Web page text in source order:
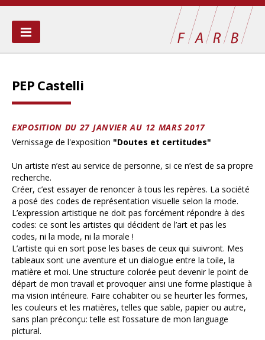
PUBLICATIONS
AIDES PONCTUELLES
LIENS
CONTACT
PEP Castelli
EXPOSITION DU 27 JANVIER AU 12 MARS 2017
Vernissage de l'exposition "Doutes et certitudes"
Un artiste n’est au service de personne, si ce n’est de sa propre
recherche.
Créer, c’est essayer de renoncer à tous les repères. La société
a posé des codes de représentation visuelle selon la mode.
L’expression artistique ne doit pas forcément répondre à des
codes: ce sont les artistes qui décident de l’art et pas les
codes, ni la mode, ni la morale !
L’artiste qui en sort pose les bases de ceux qui suivront. Mes
tableaux sont une aventure et un dialogue entre la toile, la
matière et moi. Une structure colorée peut devenir le point de
départ de mon travail et provoquer ainsi une forme plastique à
ma vision intérieure. Faire cohabiter ou se heurter les formes,
les couleurs et les matières, telles que sable, papier ou autre,
sans plan préconçu: telle est l’ossature de mon language
pictural.